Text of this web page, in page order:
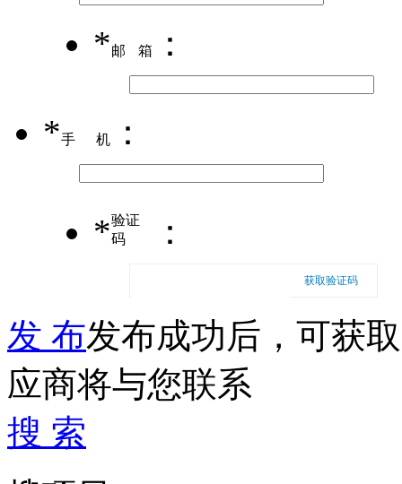
*邮箱 ：
*手机 ：
*验证
码
：
获取验证码
发 布发布成功后，可获
应商将与您联系
搜 索